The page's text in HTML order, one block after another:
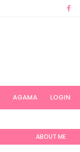
AGAMA LOGIN
ABOUT ME